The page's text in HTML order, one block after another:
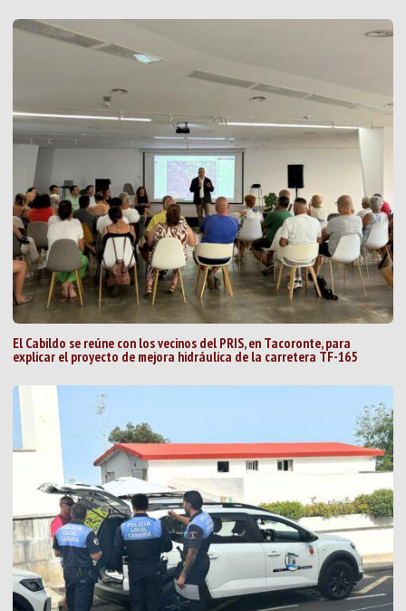
El Cabildo se reúne con los vecinos del PRIS, en Tacoronte, para
explicar el proyecto de mejora hidráulica de la carretera TF-165